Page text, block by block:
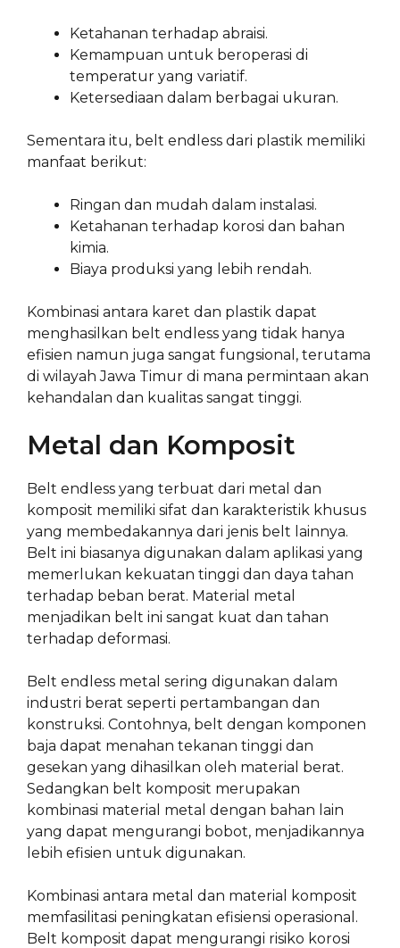
Ketahanan terhadap abraisi.
Kemampuan untuk beroperasi di
temperatur yang variatif.
Ketersediaan dalam berbagai ukuran.
Sementara itu, belt endless dari plastik memiliki
manfaat berikut:
Ringan dan mudah dalam instalasi.
Ketahanan terhadap korosi dan bahan
kimia.
Biaya produksi yang lebih rendah.
Kombinasi antara karet dan plastik dapat
menghasilkan belt endless yang tidak hanya
efisien namun juga sangat fungsional, terutama
di wilayah Jawa Timur di mana permintaan akan
kehandalan dan kualitas sangat tinggi.
Metal dan Komposit
Belt endless yang terbuat dari metal dan
komposit memiliki sifat dan karakteristik khusus
yang membedakannya dari jenis belt lainnya.
Belt ini biasanya digunakan dalam aplikasi yang
memerlukan kekuatan tinggi dan daya tahan
terhadap beban berat. Material metal
menjadikan belt ini sangat kuat dan tahan
terhadap deformasi.
Belt endless metal sering digunakan dalam
industri berat seperti pertambangan dan
konstruksi. Contohnya, belt dengan komponen
baja dapat menahan tekanan tinggi dan
gesekan yang dihasilkan oleh material berat.
Sedangkan belt komposit merupakan
kombinasi material metal dengan bahan lain
yang dapat mengurangi bobot, menjadikannya
lebih efisien untuk digunakan.
Kombinasi antara metal dan material komposit
memfasilitasi peningkatan efisiensi operasional.
Belt komposit dapat mengurangi risiko korosi